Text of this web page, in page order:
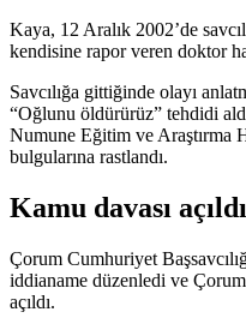
Kaya, 12 Aralık 2002’de
kendisine rapor veren doktor
Savcılığa gittiğinde olayı
“Oğlunu öldürürüz” tehdidi
Numune Eğitim ve Araştırma
bulgularına rastlandı.
Kamu davası açıldı
Çorum Cumhuriyet
iddianame düzenledi ve
açıldı.